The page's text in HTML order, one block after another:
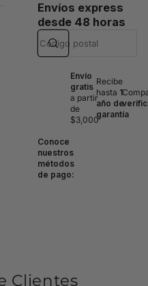
Envíos express
desde 48 horas
Envío
gratis
a partir
de
$3,000
Recibe
hasta 1
año de
garantía
Conoce
nuestros
métodos
de pago:
Clientes